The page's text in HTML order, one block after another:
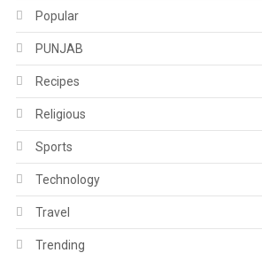
Popular
PUNJAB
Recipes
Religious
Sports
Technology
Travel
Trending